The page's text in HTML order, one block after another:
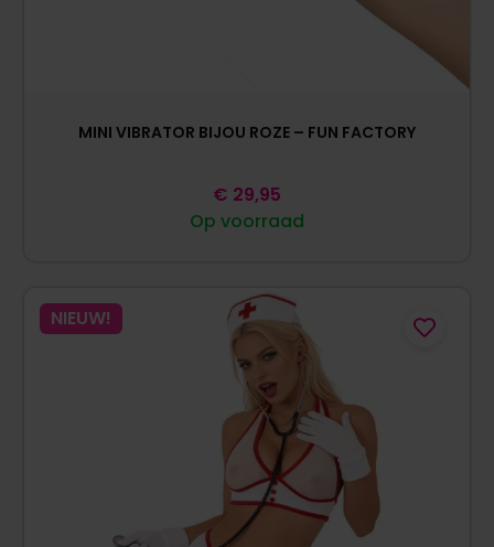
MINI VIBRATOR BIJOU ROZE – FUN FACTORY
Op voorraad
€ 29,95
NIEUW!